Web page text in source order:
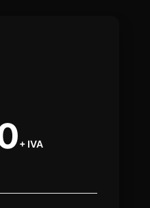
+ IVA